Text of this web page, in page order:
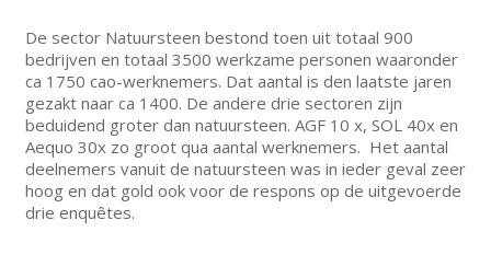
De sector Natuursteen bestond toen uit totaal 900
bedrijven en totaal 3500 werkzame personen waaronder
ca 1750 cao-werknemers. Dat aantal is den laatste jaren
gezakt naar ca 1400. De andere drie sectoren zijn
beduidend groter dan natuursteen. AGF 10 x, SOL 40x en
Aequo 30x zo groot qua aantal werknemers. Het aantal
deelnemers vanuit de natuursteen was in ieder geval zeer
hoog en dat gold ook voor de respons op de uitgevoerde
drie enquêtes.